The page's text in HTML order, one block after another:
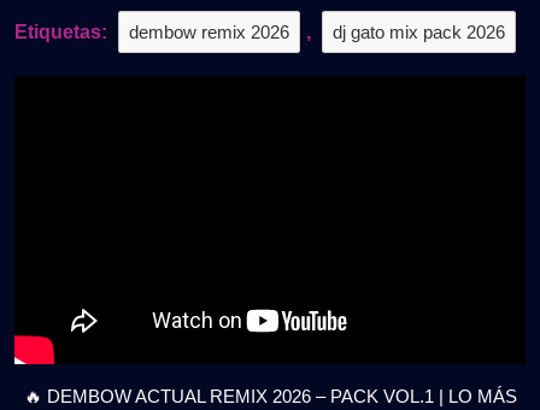
MÁS
SONADO
Etiquetas: dembow remix 2026 , dj gato mix pack 2026
🔥 DEMBOW ACTUAL REMIX 2026 – PACK VOL.1 | LO MÁS